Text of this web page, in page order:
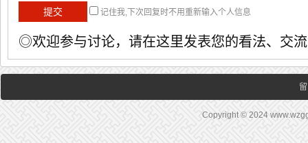
记住我,下次回复时不用重新输入个人信息
◎欢迎参与讨论，请在这里发表您的看法、交
Copyright © 2024